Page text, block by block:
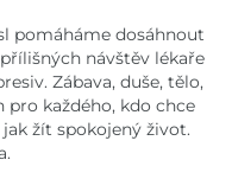
pomáháme dosáhnout
návštěv lékaře
Zábava, duše, tělo,
pro každého, kdo chce
žít spokojený život.